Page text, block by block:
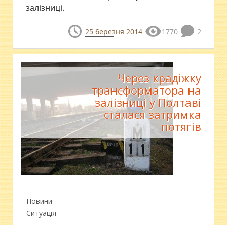
залізниці.
25 березня 2014 1770 2
Новини
Ситуація
Через крадіжку
трансформатора на
залізниці у Полтаві
сталася затримка
потягів